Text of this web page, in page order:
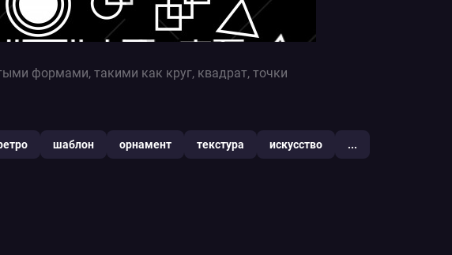
формами, такими как круг, квадрат, точки
шаблон орнамент текстура искусство ...